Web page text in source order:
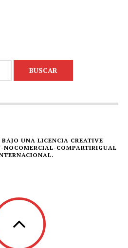
BAJO UNA LICENCIA CREATIVE
NOCOMERCIAL-COMPARTIRIGUAL